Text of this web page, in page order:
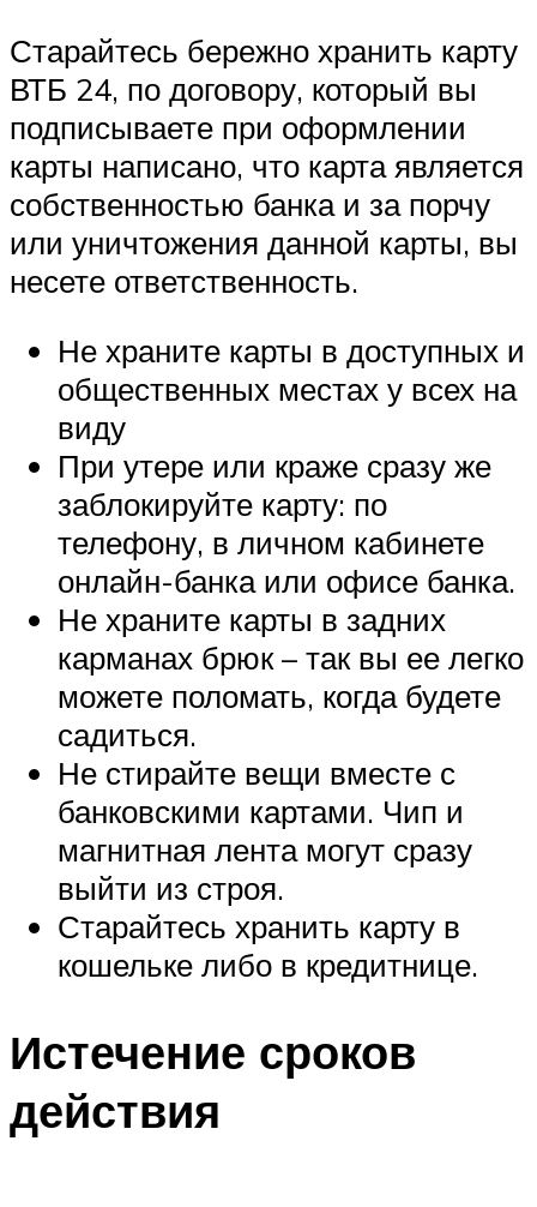
Старайтесь бережно хранить карту
ВТБ 24, по договору, который вы
подписываете при оформлении
карты написано, что карта является
собственностью банка и за порчу
или уничтожения данной карты, вы
несете ответственность.
Не храните карты в доступных и
общественных местах у всех на
виду
При утере или краже сразу же
заблокируйте карту: по
телефону, в личном кабинете
онлайн-банка или офисе банка.
Не храните карты в задних
карманах брюк – так вы ее легко
можете поломать, когда будете
садиться.
Не стирайте вещи вместе с
банковскими картами. Чип и
магнитная лента могут сразу
выйти из строя.
Старайтесь хранить карту в
кошельке либо в кредитнице.
Истечение сроков
действия